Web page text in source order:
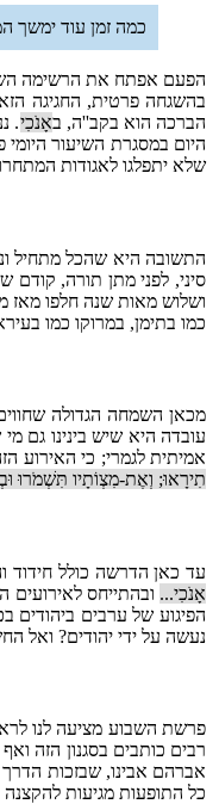
כמה זמן עוד ימשך
הפעם אפתח את הרשימה
בהשגחה פרטית, החגיגה
הברכה הוא בקב''ה, באָנֹכִי.
היום במסגרת השיעור
שלא יתפלגו לאגודות
התשובה היא שהכל מתחיל
סיני, לפני מתן תורה, קודם
ושלוש מאות שנה חלפו מאז
כמו בתימן, במרוקו כמו
מכאן השמחה הגדולה
עובדה היא שיש בינינו גם
אמיתית לגמרי; כי האירוע
תִירָאוּ; וְאֶת-מִצְוֹתָיו תִּשְׁמֹרוּ
עד כאן הדרשה כולל
אָנֹכִי... ובהתייחס לאירועים
הפיגוע של ערבים ביהודים
נעשה על ידי יהודים? ואל
פרשת השבוע מציעה לנו
רבים כותבים בסגנון הזה
אברהם אבינו, שבזכות
כל התופעות מגיעות